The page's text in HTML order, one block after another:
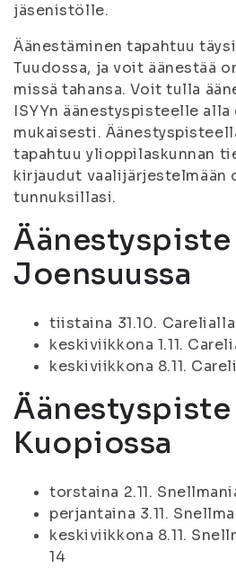
jäsenistölle.
Äänestäminen tapahtuu
Tuudossa, ja voit äänestää
missä tahansa. Voit tulla
ISYYn äänestyspisteelle
mukaisesti.
tapahtuu ylioppilaskunnan
kirjaudut vaalijärjestelmään
tunnuksillasi.
Äänestyspiste
Joensuussa
tiistaina 31.10.
keskiviikkona 1.11.
keskiviikkona 8.11.
Äänestyspiste
Kuopiossa
torstaina 2.11.
perjantaina 3.11.
keskiviikkona 8.11.
14